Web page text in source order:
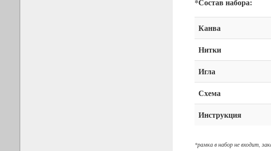
Канва
Нитки
Игла
Схема
Инструкция
*рамка в набор не входит,